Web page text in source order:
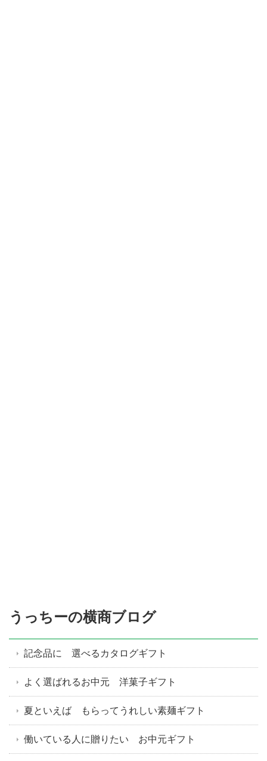
うっちーの横商ブログ
記念品に 選べるカタログギフト
よく選ばれるお中元 洋菓子ギフト
夏といえば もらってうれしい素麺ギフト
働いている人に贈りたい お中元ギフト